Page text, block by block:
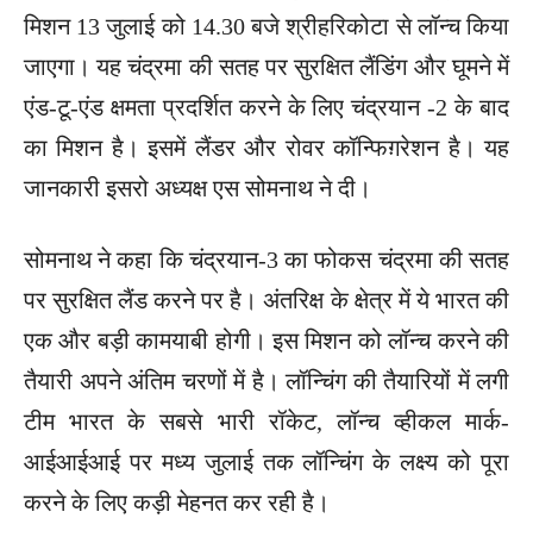
मिशन 13 जुलाई को 14.30 बजे श्रीहरिकोटा से लॉन्च किया
जाएगा। यह चंद्रमा की सतह पर सुरक्षित लैंडिंग और घूमने में
एंड-टू-एंड क्षमता प्रदर्शित करने के लिए चंद्रयान -2 के बाद
का मिशन है। इसमें लैंडर और रोवर कॉन्फिग़रेशन है। यह
जानकारी इसरो अध्यक्ष एस सोमनाथ ने दी।
सोमनाथ ने कहा कि चंद्रयान-3 का फोकस चंद्रमा की सतह
पर सुरक्षित लैंड करने पर है। अंतरिक्ष के क्षेत्र में ये भारत की
एक और बड़ी कामयाबी होगी। इस मिशन को लॉन्च करने की
तैयारी अपने अंतिम चरणों में है। लॉन्चिंग की तैयारियों में लगी
टीम भारत के सबसे भारी रॉकेट, लॉन्च व्हीकल मार्क-
आईआईआई पर मध्य जुलाई तक लॉन्चिंग के लक्ष्य को पूरा
करने के लिए कड़ी मेहनत कर रही है।